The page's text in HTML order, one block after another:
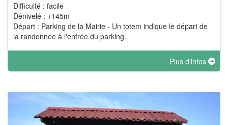
Difficulté : facile
Dénivelé : +145m
Départ : Parking de la Mairie - Un totem indique le départ de
la randonnée à l'entrée du parking.
Plus d'infos